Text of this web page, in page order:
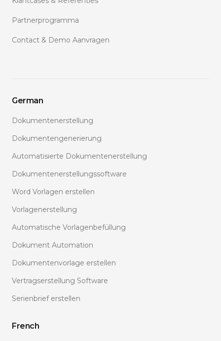
Partnerprogramma
Contact & Demo Aanvragen
German
Dokumentenerstellung
Dokumentengenerierung
Automatisierte Dokumentenerstellung
Dokumentenerstellungssoftware
Word Vorlagen erstellen
Vorlagenerstellung
Automatische Vorlagenbefüllung
Dokument Automation
Dokumentenvorlage erstellen
Vertragserstellung Software
Serienbrief erstellen
French